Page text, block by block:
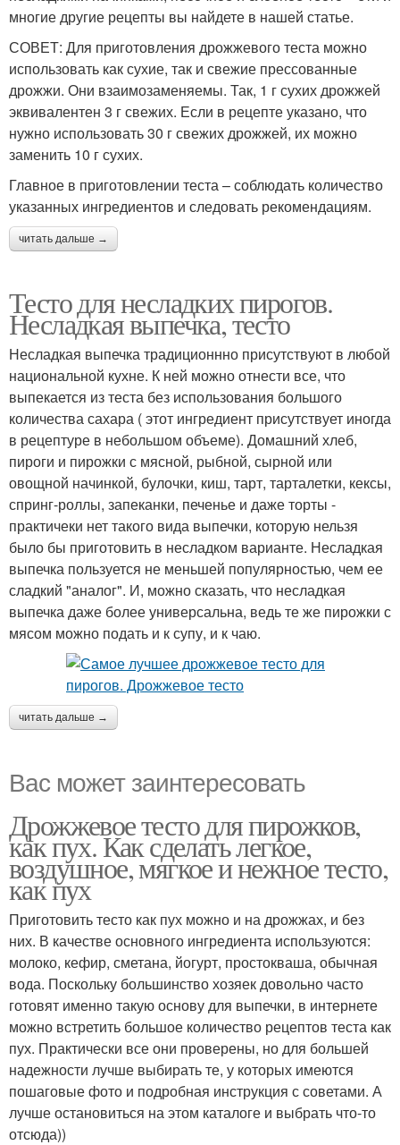
многие другие рецепты вы найдете в нашей статье.
СОВЕТ: Для приготовления дрожжевого теста можно
использовать как сухие, так и свежие прессованные
дрожжи. Они взаимозаменяемы. Так, 1 г сухих дрожжей
эквивалентен 3 г свежих. Если в рецепте указано, что
нужно использовать 30 г свежих дрожжей, их можно
заменить 10 г сухих.
Главное в приготовлении теста – соблюдать количество
указанных ингредиентов и следовать рекомендациям.
читать дальше →
Тесто для несладких пирогов.
Несладкая выпечка, тесто
Несладкая выпечка традиционнно присутствуют в любой
национальной кухне. К ней можно отнести все, что
выпекается из теста без использования большого
количества сахара ( этот ингредиент присутствует иногда
в рецептуре в небольшом объеме). Домашний хлеб,
пироги и пирожки с мясной, рыбной, сырной или
овощной начинкой, булочки, киш, тарт, тарталетки, кексы,
спринг-роллы, запеканки, печенье и даже торты -
практичеки нет такого вида выпечки, которую нельзя
было бы приготовить в несладком варианте. Несладкая
выпечка пользуется не меньшей популярностью, чем ее
сладкий "аналог". И, можно сказать, что несладкая
выпечка даже более универсальна, ведь те же пирожки с
мясом можно подать и к супу, и к чаю.
читать дальше →
Вас может заинтересовать
Дрожжевое тесто для пирожков,
как пух. Как сделать легкое,
воздушное, мягкое и нежное тесто,
как пух
Приготовить тесто как пух можно и на дрожжах, и без
них. В качестве основного ингредиента используются:
молоко, кефир, сметана, йогурт, простокваша, обычная
вода. Поскольку большинство хозяек довольно часто
готовят именно такую основу для выпечки, в интернете
можно встретить большое количество рецептов теста как
пух. Практически все они проверены, но для большей
надежности лучше выбирать те, у которых имеются
пошаговые фото и подробная инструкция с советами. А
лучше остановиться на этом каталоге и выбрать что-то
отсюда))